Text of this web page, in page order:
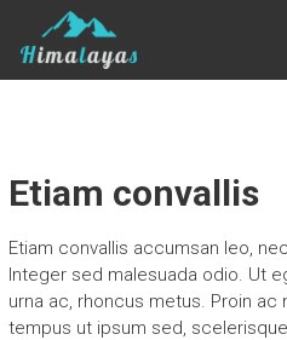
springen
SOYOO
Etiam convallis
Etiam convallis accumsan leo,
Integer sed malesuada odio. Ut
urna ac, rhoncus metus. Proin ac
tempus ut ipsum sed,